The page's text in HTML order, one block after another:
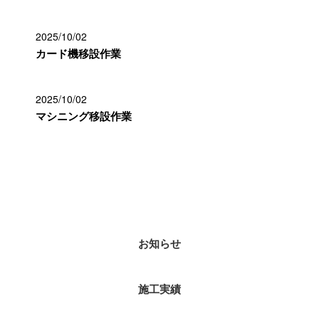
2025/10/02
カード機移設作業
2025/10/02
マシニング移設作業
お知らせ
施工実績